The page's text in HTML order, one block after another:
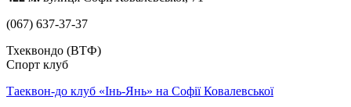
(067) 637-37-37
Тхеквондо (ВТФ)
Спорт клуб
Таеквон-до клуб «Інь-Янь» на Софії Ковалевської